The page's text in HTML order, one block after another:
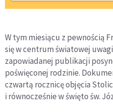
W tym miesiącu z pewnością
się w centrum światowej
zapowiadanej publikacji
poświęconej rodzinie.
czwartą rocznicę objęcia
i równocześnie w święto św.